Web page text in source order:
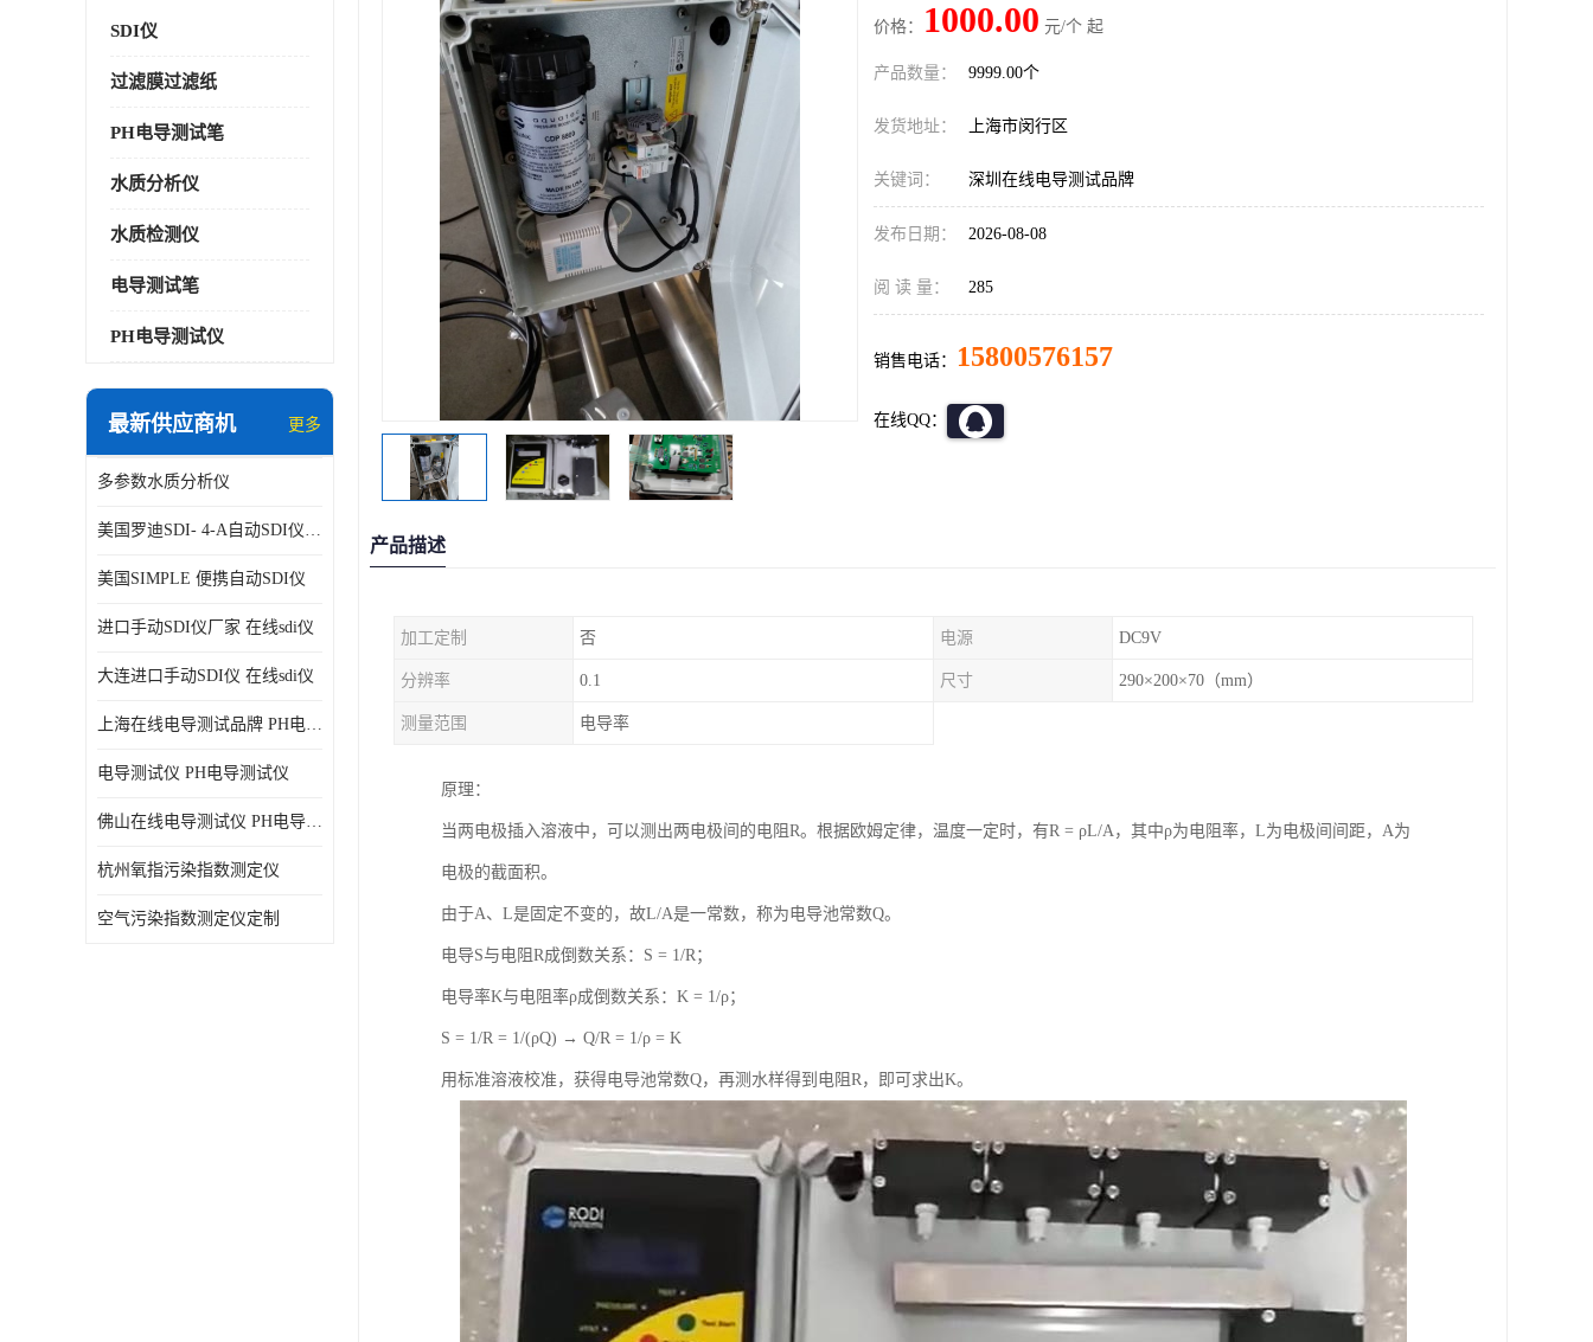
SDI仪
过滤膜过滤纸
PH电导测试笔
水质分析仪
水质检测仪
电导测试笔
PH电导测试仪
最新供应商机 更多
多参数水质分析仪
美国罗迪SDI- 4-A自动SDI仪在线分析仪污染指数仪
美国SIMPLE 便携自动SDI仪
进口手动SDI仪厂家 在线sdi仪
大连进口手动SDI仪 在线sdi仪
上海在线电导测试品牌 PH电导测试仪
电导测试仪 PH电导测试仪
佛山在线电导测试仪 PH电导测试仪
杭州氧指污染指数测定仪
空气污染指数测定仪定制
价格： 1000.00 元/个 起
产品数量： 9999.00个
发货地址： 上海市闵行区
关键词： 深圳在线电导测试品牌
发布日期： 2026-08-08
阅 读 量： 285
销售电话： 15800576157
在线QQ：
产品描述
加工定制 否 电源 DC9V
分辨率 0.1 尺寸 290×200×70（mm）
测量范围 电导率
原理：
当两电极插入溶液中，可以测出两电极间的电阻R。根据欧姆定律，温度一定时，有R = ρL/A，其中ρ为电阻率，L为电极间间距，A为
电极的截面积。
由于A、L是固定不变的，故L/A是一常数，称为电导池常数Q。
电导S与电阻R成倒数关系：S = 1/R；
电导率K与电阻率ρ成倒数关系：K = 1/ρ；
S = 1/R = 1/(ρQ) → Q/R = 1/ρ = K
用标准溶液校准，获得电导池常数Q，再测水样得到电阻R，即可求出K。